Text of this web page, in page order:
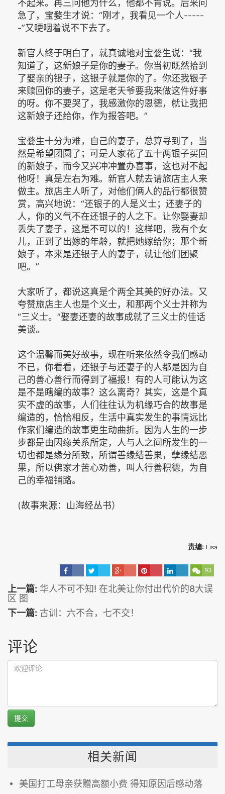
不起来。再三问他为什么，他都不肯说。后来问
急了，宝婺生才说：“刚才，我看见一个人-----
-”又哽咽着说不下去了。
新官人终于明白了，就真诚地对宝婺生说：“我
知道了，这新娘子是你的妻子。你当初既然拾到
了娶亲的银子，这银子就是你的了。你还我银子
来赎回你的妻子，这是老天爷要我来做这件好事
的呀。你不要哭了，我感激你的恩德，就让我把
这新娘子还给你，作为报答吧。”
宝婺生十分为难，自己的妻子，总算寻到了，当
然是希望团圆了；可是人家花了五十两银子买回
的新娘子，而今又兴冲冲置办喜事，这也对不起
他呀！真是左右为难。新官人就去请旅店主人来
做主。旅店主人听了，对他们俩人的品行都很赞
赏，高兴地说：“还银子的人是义士；还妻子的
人，你的义气不在还银子的人之下。让你娶妻却
丢失了妻子，这是不可以的！这样吧，我有个女
儿，正到了出嫁的年龄，就把她嫁给你；那个新
娘子，本来是还银子人的妻子，就让他们团聚
吧。”
大家听了，都说这真是个两全其美的好办法。又
夸赞旅店主人也是个义士，和那两个义士并称为
“三义士。”娶妻还妻的故事成就了三义士的佳话
美谈。
这个温馨而美好故事，现在听来依然令我们感动
不已，你看看，还银子与还妻子的人都是因为自
己的善心善行而得到了福报！有的人可能认为这
是不是瞎编的故事？这么离奇？其实，这是个真
实不虚的故事，人们往往认为机缘巧合的故事是
编造的，恰恰相反，生活中真实发生的事情远比
作家们编造的故事更生动曲折。因为人生的一步
步都是由因缘关系所定，人与人之间所发生的一
切也都是缘分所致，所谓善缘结善果，孽缘结恶
果，所以佛家才苦心劝善，叫人行善积德，为自
己的幸福铺路。
(故事来源：山海经丛书）
责编: Lisa
93
上一篇: 华人不可不知! 在北美让你付出代价的8大误
区 图
下一篇: 古训：六不合，七不交！
评论
提交
相关新闻
美国打工母亲获赠高额小费 得知原因后感动落